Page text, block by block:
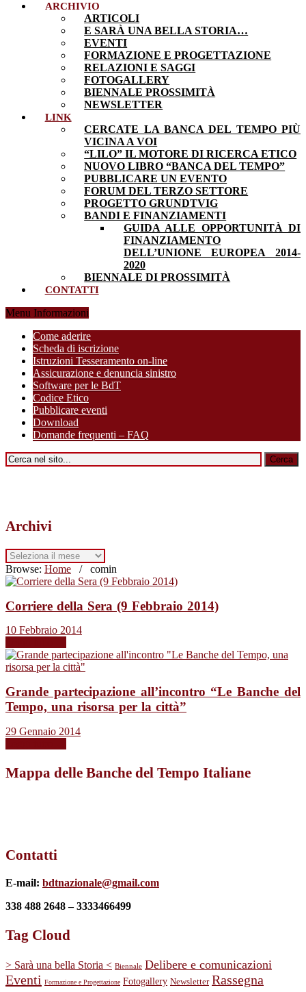
ARCHIVIO
ARTICOLI
E SARÀ UNA BELLA STORIA…
EVENTI
FORMAZIONE E PROGETTAZIONE
RELAZIONI E SAGGI
FOTOGALLERY
BIENNALE PROSSIMITÀ
NEWSLETTER
LINK
CERCATE LA BANCA DEL TEMPO PIÙ
VICINA A VOI
“LILO” IL MOTORE DI RICERCA ETICO
NUOVO LIBRO “BANCA DEL TEMPO”
PUBBLICARE UN EVENTO
FORUM DEL TERZO SETTORE
PROGETTO GRUNDTVIG
BANDI E FINANZIAMENTI
GUIDA ALLE OPPORTUNITÀ DI
FINANZIAMENTO
DELL’UNIONE EUROPEA 2014-
2020
BIENNALE DI PROSSIMITÀ
CONTATTI
Menu Informazioni
Come aderire
Scheda di iscrizione
Istruzioni Tesseramento on-line
Assicurazione e denuncia sinistro
Software per le BdT
Codice Etico
Pubblicare eventi
Download
Domande frequenti – FAQ
Archivi
Archivi
Browse: Home / comin
Corriere della Sera (9 Febbraio 2014)
10 Febbraio 2014
Grande partecipazione all’incontro “Le Banche del
Tempo, una risorsa per la città”
29 Gennaio 2014
Mappa delle Banche del Tempo Italiane
Contatti
E-mail: bdtnazionale@gmail.com
338 488 2648 – 3333466499
Tag Cloud
> Sarà una bella Storia < Biennale Delibere e comunicazioni
Eventi Formazione e Progettazione Fotogallery Newsletter Rassegna